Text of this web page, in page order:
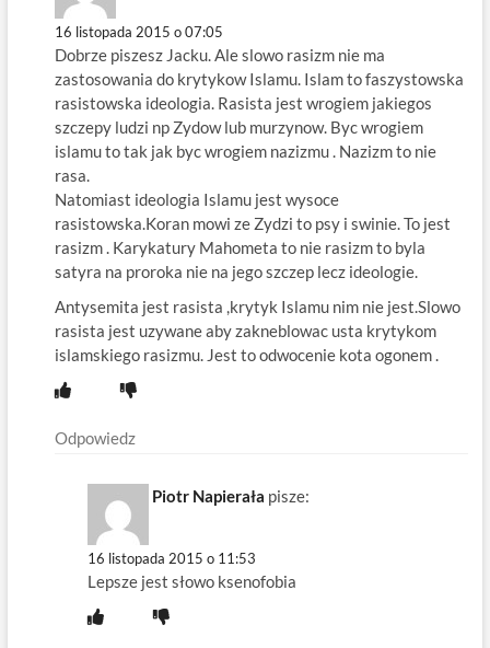
16 listopada 2015 o 07:05
Dobrze piszesz Jacku. Ale slowo rasizm nie ma
zastosowania do krytykow Islamu. Islam to faszystowska
rasistowska ideologia. Rasista jest wrogiem jakiegos
szczepy ludzi np Zydow lub murzynow. Byc wrogiem
islamu to tak jak byc wrogiem nazizmu . Nazizm to nie
rasa.
Natomiast ideologia Islamu jest wysoce
rasistowska.Koran mowi ze Zydzi to psy i swinie. To jest
rasizm . Karykatury Mahometa to nie rasizm to byla
satyra na proroka nie na jego szczep lecz ideologie.
Antysemita jest rasista ,krytyk Islamu nim nie jest.Slowo
rasista jest uzywane aby zakneblowac usta krytykom
islamskiego rasizmu. Jest to odwocenie kota ogonem .
Odpowiedz
Piotr Napierała pisze:
16 listopada 2015 o 11:53
Lepsze jest słowo ksenofobia